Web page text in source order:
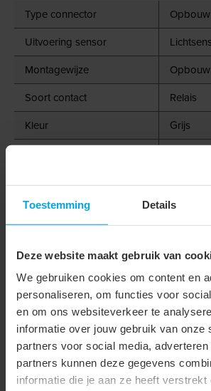
Toestemming Details
Deze website maakt gebruik van
We gebruiken cookies om content en
personaliseren, om functies voor
en om ons websiteverkeer te
informatie over jouw gebruik van onze
partners voor social media,
partners kunnen deze gegevens
informatie die je aan ze heeft verstrekt
Type connector
Opbouw
Uitvoering sensor
Montagewijze
Opbouw
Soort contact
Relais
Kleur
Grijs
Lux instelbaar
Inschakelvertraging
180 s
Contacten
1
Max. schakelvermogen
3800 W
Max. schakelvermogen
LED
1500 W